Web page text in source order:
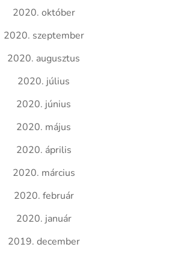
2020. október
2020. szeptember
2020. augusztus
2020. július
2020. június
2020. május
2020. április
2020. március
2020. február
2020. január
2019. december